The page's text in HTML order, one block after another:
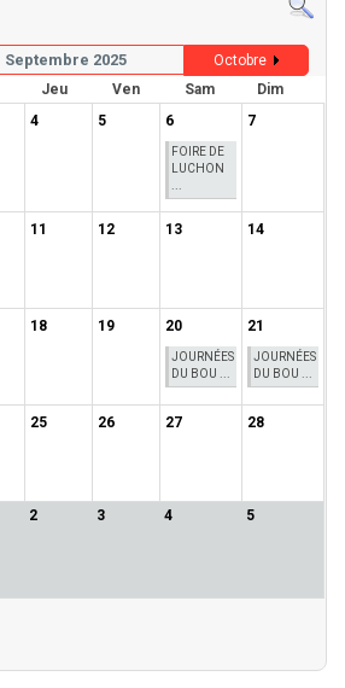
Septembre 2025
Octobre
Jeu Ven Sam
Dim
4 5 6
FOIRE DE
LUCHON
7
11 12 13 14
18 19 20
JOURNÉES
DU BOU ...
21
JOURNÉES
DU BOU ...
25 26 27 28
2 3 4 5